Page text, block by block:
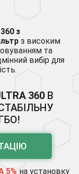
з
з високим
та
вибір для
360В
5%на установку